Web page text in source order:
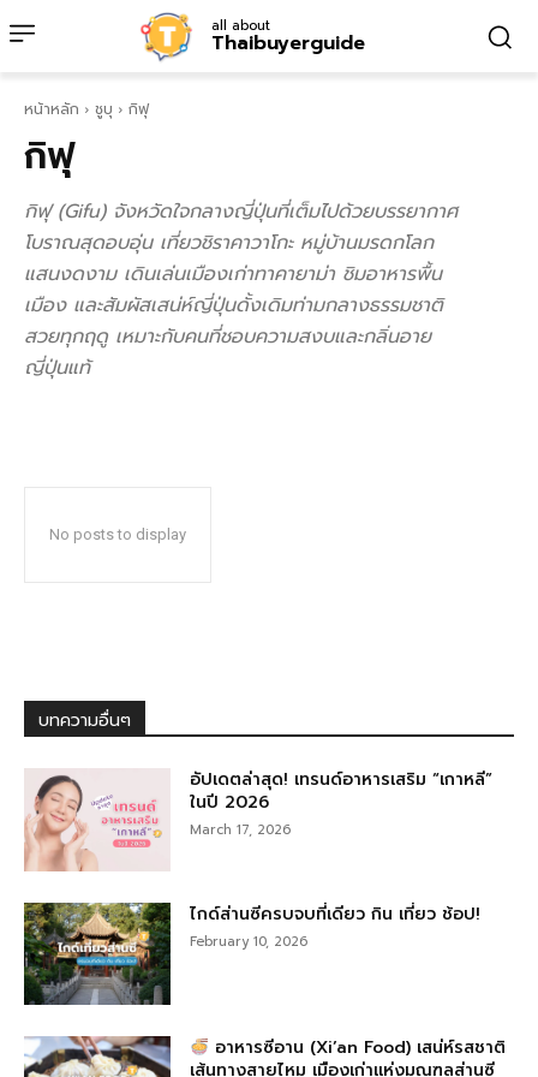
all about
Thaibuyerguide
หน้าหลัก ชูบุ กิฟุ
กิฟุ
กิฟุ (Gifu) จังหวัดใจกลางญี่ปุ่นที่เต็มไปด้วยบรรยากาศ
โบราณสุดอบอุ่น เที่ยวชิราคาวาโกะ หมู่บ้านมรดกโลก
แสนงดงาม เดินเล่นเมืองเก่าทาคายาม่า ชิมอาหารพื้น
เมือง และสัมผัสเสน่ห์ญี่ปุ่นดั้งเดิมท่ามกลางธรรมชาติ
สวยทุกฤดู เหมาะกับคนที่ชอบความสงบและกลิ่นอาย
ญี่ปุ่นแท้
No posts to display
บทความอื่นๆ
อัปเดตล่าสุด! เทรนด์อาหารเสริม “เกาหลี”
ในปี 2026
March 17, 2026
ไกด์ส่านซีครบจบที่เดียว กิน เที่ยว ช้อป!
February 10, 2026
อาหารซีอาน (Xi’an Food) เสน่ห์รสชาติ
เส้นทางสายไหม เมืองเก่าแห่งมณฑลส่านซี